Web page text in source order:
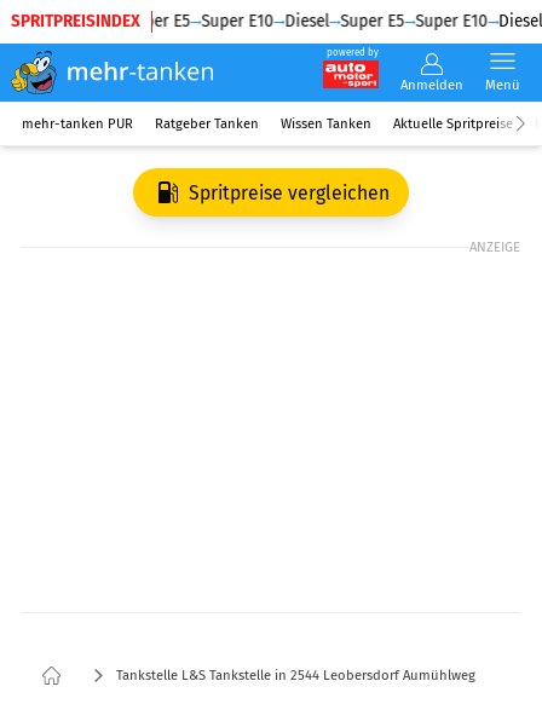
SPRITPREISINDEX
Diesel Super E5 Super E10 Diesel Super E5 Super E10 Diesel
powered by
Anmelden Menü
mehr-tanken PUR Ratgeber Tanken Wissen Tanken Aktuelle Spritpreise
Spritpreise vergleichen
ANZEIGE
Tankstelle L&S Tankstelle in 2544 Leobersdorf Aumühlweg